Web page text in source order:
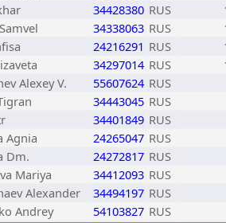
34428380 RUS
34338063 RUS
24216291 RUS
34297014 RUS
Alexey V. 55607624 RUS
34443045 RUS
34401849 RUS
Agnia 24265047 RUS
Dm. 24272817 RUS
Mariya 34412093 RUS
Alexander 34494197 RUS
Andrey 54103827 RUS